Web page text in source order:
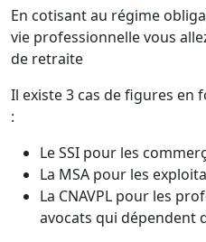
En cotisant au régime
vie professionnelle vous
de retraite
Il existe 3 cas de figures
:
Le SSI pour les
La MSA pour les
La CNAVPL pour les
avocats qui dépendent